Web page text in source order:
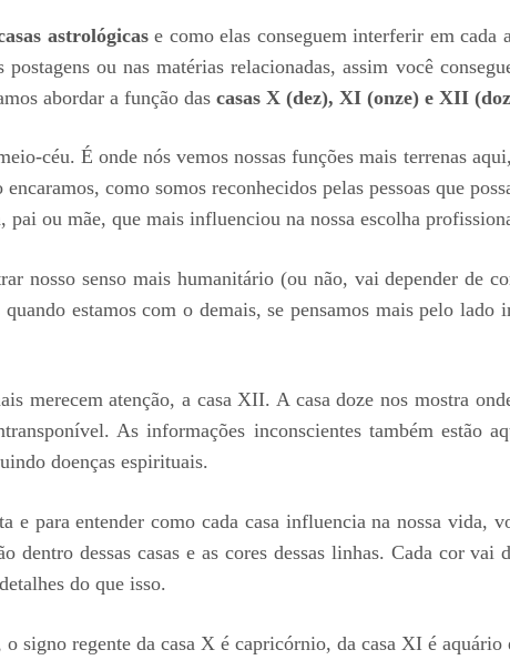
astrológicase como elas conseguem interferir em cada
ou nas matérias relacionadas, assim você
abordar a função das casas X (dez), XI (onze) e XII
céu. É onde nós vemos nossas funções mais terrenas
como somos reconhecidos pelas pessoas que
ou mãe, que mais influenciou na nossa escolha
nosso senso mais humanitário (ou não, vai depender de
estamos com o demais, se pensamos mais pelo
merecem atenção, a casa XII. A casa doze nos mostra
As informações inconscientes também estão
doenças espirituais.
e para entender como cada casa influencia na nossa vida,
dentro dessas casas e as cores dessas linhas. Cada cor
do que isso.
signo regente da casa X é capricórnio, da casa XI é aquário